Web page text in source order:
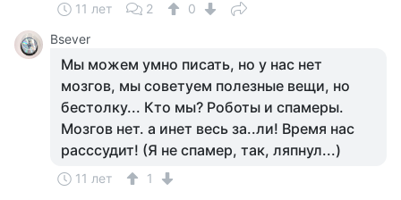
11 лет 2
0
Bsever
Мы можем умно писать, но у нас нет
мозгов, мы советуем полезные вещи, но
бестолку... Кто мы? Роботы и спамеры.
Мозгов нет. а инет весь за..ли! Время нас
расссудит! (Я не спамер, так, ляпнул...)
11 лет
1